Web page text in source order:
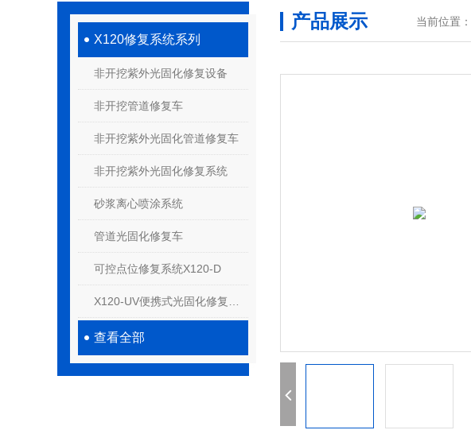
X120修复系统系列
非开挖紫外光固化修复设备
非开挖管道修复车
非开挖紫外光固化管道修复车
非开挖紫外光固化修复系统
砂浆离心喷涂系统
管道光固化修复车
可控点位修复系统X120-D
查看全部
产品展示 当前位置：